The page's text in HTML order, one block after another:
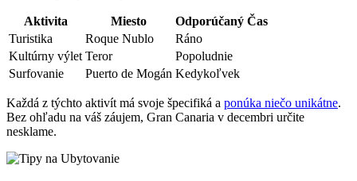
Aktivita Miesto
Odporúčaný Čas
Turistika
Roque Nublo
Ráno
Kultúrny výlet Teror
Popoludnie
Surfovanie
Puerto de Mogán Kedykoľvek
Každá z týchto aktivít má svoje špecifiká a ponúka niečo unikátne.
Bez ohľadu na váš záujem, Gran Canaria v decembri určite
nesklame.